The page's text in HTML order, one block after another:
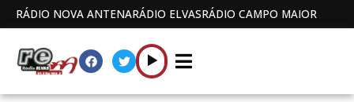
RÁDIO NOVA ANTENARÁDIO ELVASRÁDIO CAMPO MAIOR